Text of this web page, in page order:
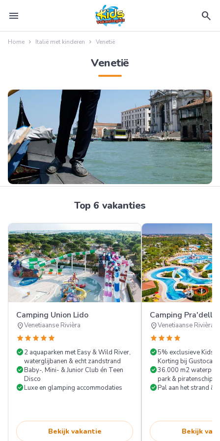
menu search
Home Italië met kinderen Venetië
Venetië
Top 6 vakanties
Camping Union Lido
location_onVenetiaanse Rivièra
starstarstarstarstar
check_circle2 aquaparken met Easy & Wild River,
waterglijbanen & echt zandstrand
check_circleBaby-, Mini- & Junior Club én Teen
Disco
check_circleLuxe en glamping accommodaties
Bekijk vakantie
Camping Pra'delle
location_onVenetiaanse Rivièra
starstarstarstar
check_circle5% exclusieve Kids
Korting bij
check_circle36.000 m2
park & piratenschip
check_circlePal aan het strand &
Bekijk